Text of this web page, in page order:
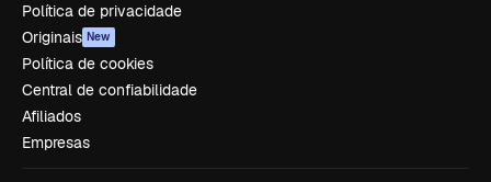
Política de privacidade
Originais New
Política de cookies
Central de confiabilidade
Afiliados
Empresas